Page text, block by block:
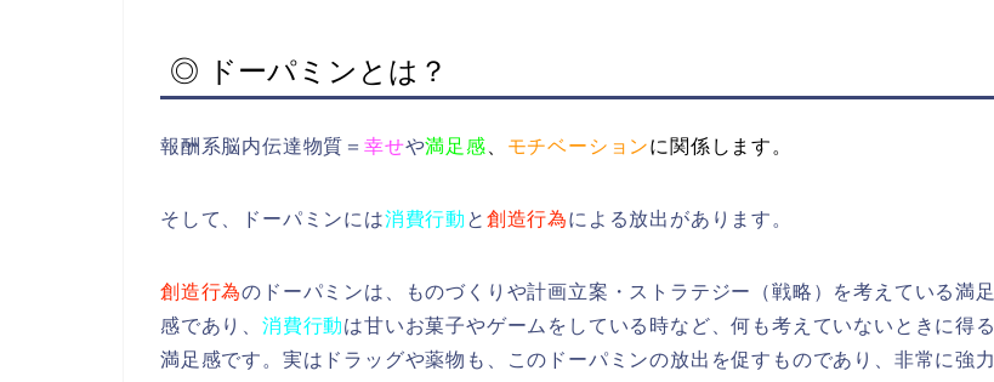
◎ ドーパミンとは？
報酬系脳内伝達物質＝幸せや満足感 モチベーションに 関係します。
そして、ドーパミンには消費行動 と 創造行為による放出があります。
創造行為のドーパミンは、ものづくりや計画立案・ストラテジー（戦略）を考えている満足
感であり、 消費行動は甘いお菓子やゲームをしている時など、何も考えていないときに得る
満足感です。実はドラッグや薬物も、このドーパミンの放出を促すものであり、非常に強力